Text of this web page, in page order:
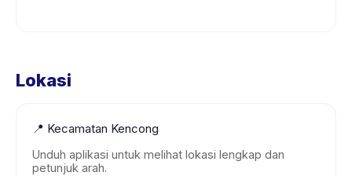
Lokasi
📍 Kecamatan Kencong
Unduh aplikasi untuk melihat lokasi lengkap dan
petunjuk arah.